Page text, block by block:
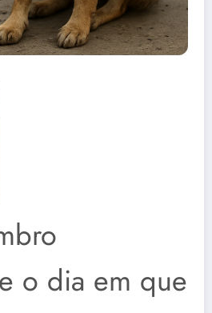
o dia em que